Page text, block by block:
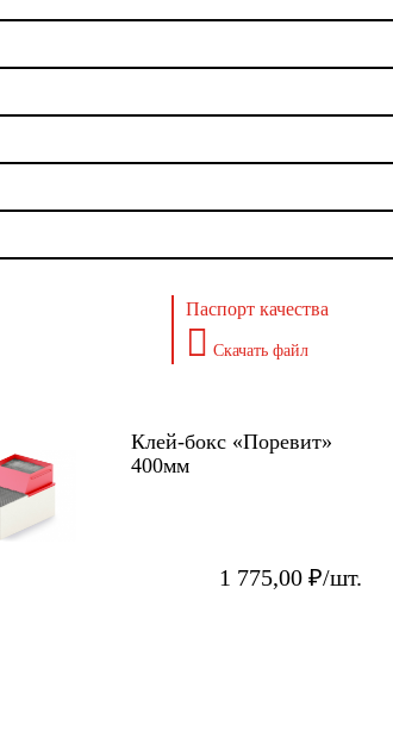
Паспорт качества
Скачать файл
Клей-бокс «Поревит»
400мм
1 775,00 ₽/шт.